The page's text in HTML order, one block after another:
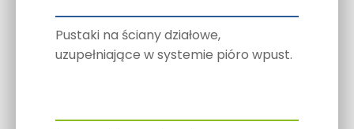
Pustaki na ściany działowe,
uzupełniające w systemie pióro wpust.